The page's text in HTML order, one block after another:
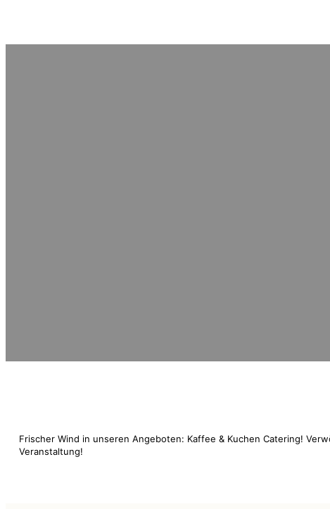
Frischer Wind in unseren Angeboten: Kaffee & Kuchen Catering!
Veranstaltung!